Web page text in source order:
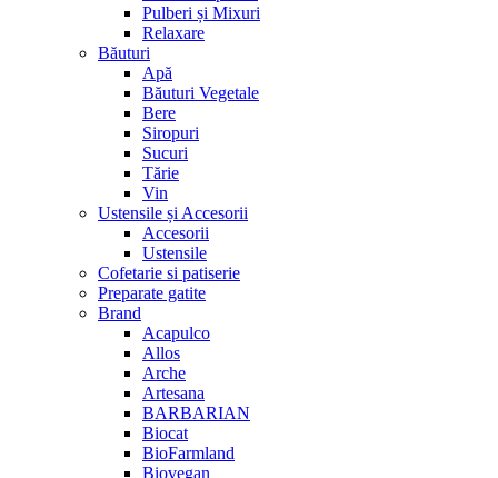
Pulberi și Mixuri
Relaxare
Băuturi
Apă
Băuturi Vegetale
Bere
Siropuri
Sucuri
Tărie
Vin
Ustensile și Accesorii
Accesorii
Ustensile
Cofetarie si patiserie
Preparate gatite
Brand
Acapulco
Allos
Arche
Artesana
BARBARIAN
Biocat
BioFarmland
Biovegan